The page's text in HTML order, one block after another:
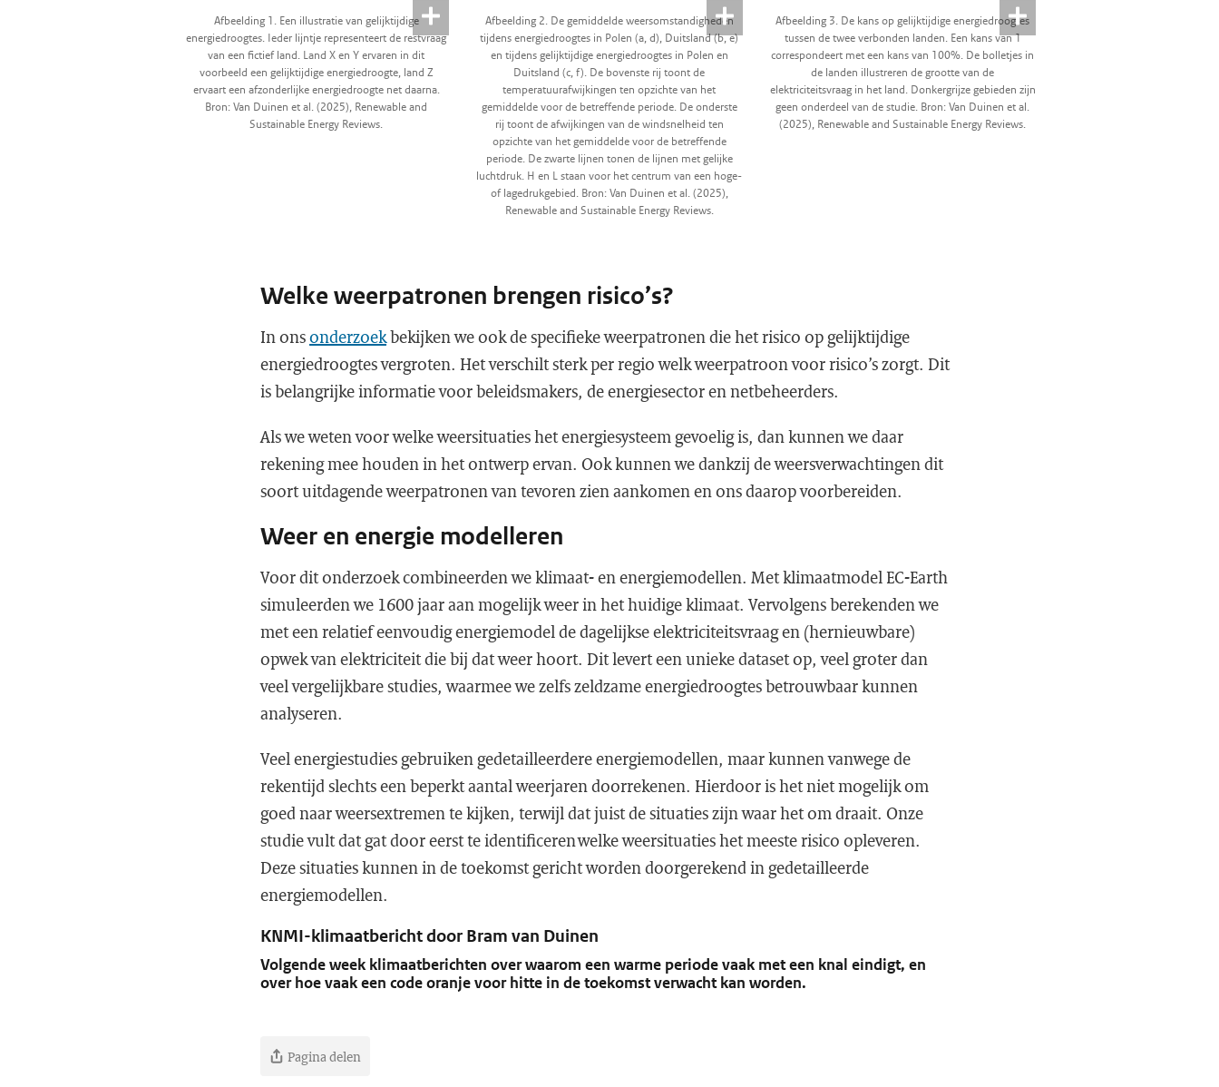
Afbeelding 1. Een illustratie van gelijktijdige
energiedroogtes. Ieder lijntje representeert de restvraag
van een fictief land. Land X en Y ervaren in dit
voorbeeld een gelijktijdige energiedroogte, land Z
ervaart een afzonderlijke energiedroogte net daarna.
Bron: Van Duinen et al. (2025), Renewable and
Sustainable Energy Reviews.
Afbeelding 2. De gemiddelde weersomstandigheden
tijdens energiedroogtes in Polen (a, d), Duitsland (b, e)
en tijdens gelijktijdige energiedroogtes in Polen en
Duitsland (c, f). De bovenste rij toont de
temperatuurafwijkingen ten opzichte van het
gemiddelde voor de betreffende periode. De onderste
rij toont de afwijkingen van de windsnelheid ten
opzichte van het gemiddelde voor de betreffende
periode. De zwarte lijnen tonen de lijnen met gelijke
luchtdruk. H en L staan voor het centrum van een hoge-
of lagedrukgebied. Bron: Van Duinen et al. (2025),
Renewable and Sustainable Energy Reviews.
Afbeelding 3. De kans op gelijktijdige energiedroogtes
tussen de twee verbonden landen. Een kans van 1
correspondeert met een kans van 100%. De bolletjes in
de landen illustreren de grootte van de
elektriciteitsvraag in het land. Donkergrijze gebieden zijn
geen onderdeel van de studie. Bron: Van Duinen et al.
(2025), Renewable and Sustainable Energy Reviews.
Welke weerpatronen brengen risico’s?
In onsonderzoekbekijken we ook de specifieke weerpatronen die het risico op gelijktijdige
energiedroogtes vergroten. Het verschilt sterk per regio welk weerpatroon voor risico’s zorgt. Dit
is belangrijke informatie voor beleidsmakers, de energiesector en netbeheerders.
Als we weten voor welke weersituaties het energiesysteem gevoelig is, dan kunnen we daar
rekening mee houden in het ontwerp ervan. Ook kunnen we dankzij de weersverwachtingen dit
soort uitdagende weerpatronen van tevoren zien aankomen en ons daarop voorbereiden.
Weer en energie modelleren
Voor dit onderzoek combineerden we klimaat- en energiemodellen. Met klimaatmodel EC-Earth
simuleerden we 1600 jaar aan mogelijk weer in het huidige klimaat. Vervolgens berekenden we
met een relatief eenvoudig energiemodel de dagelijkse elektriciteitsvraag en (hernieuwbare)
opwek van elektriciteit die bij dat weer hoort. Dit levert een unieke dataset op, veel groter dan
veel vergelijkbare studies, waarmee we zelfs zeldzame energiedroogtes betrouwbaar kunnen
analyseren.
Veel energiestudies gebruiken gedetailleerdere energiemodellen, maar kunnen vanwege de
rekentijd slechts een beperkt aantal weerjaren doorrekenen. Hierdoor is het niet mogelijk om
goed naar weersextremen te kijken, terwijl dat juist de situaties zijn waar het om draait. Onze
studie vult dat gat door eerst te identificeren welke weersituaties het meeste risico opleveren.
Deze situaties kunnen in de toekomst gericht worden doorgerekend in gedetailleerde
energiemodellen.
KNMI-klimaatbericht door Bram van Duinen
Volgende week klimaatberichten over waarom een warme periode vaak met een knal eindigt, en
over hoe vaak een code oranje voor hitte in de toekomst verwacht kan worden.
Pagina delen